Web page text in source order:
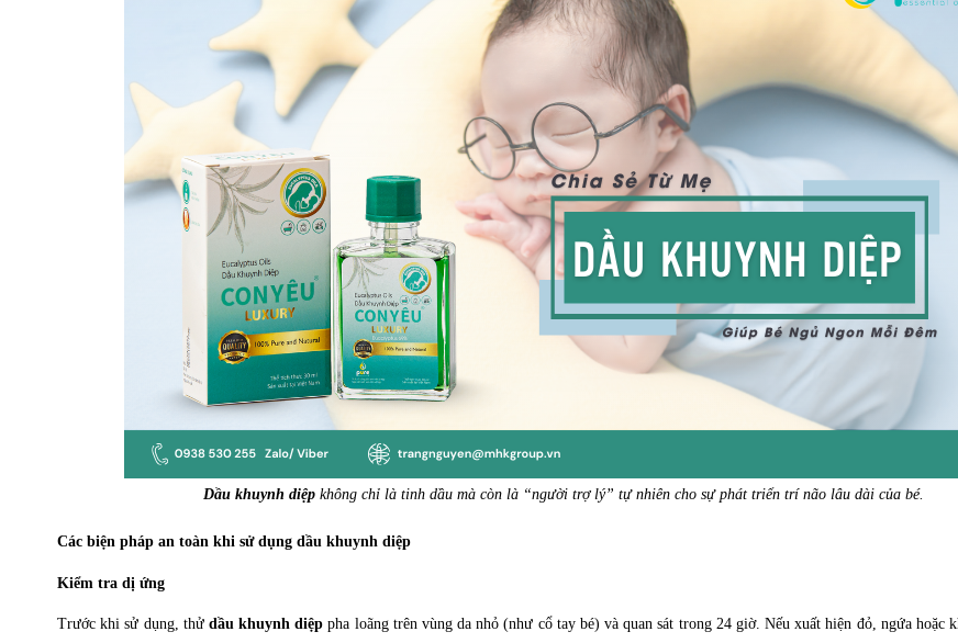
Dầu khuynh diệp không chỉ là tinh dầu mà còn là “người trợ lý” tự nhiên cho sự phát triển trí não lâu dài của bé.
Các biện pháp an toàn khi sử dụng dầu khuynh diệp
Kiểm tra dị ứng
Trước khi sử dụng, thử dầu khuynh diệp pha loãng trên vùng da nhỏ (như cổ tay bé) và quan sát trong 24 giờ. Nếu xuất hiện đỏ, ngứa hoặc